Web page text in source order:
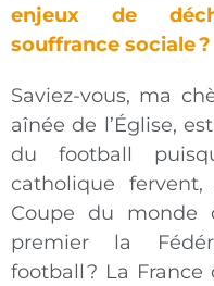
enjeux de
souffrance sociale?
Saviez-vous, ma
aînée de l’Église,
du football
catholique
Coupe du monde
premier la
football ? La